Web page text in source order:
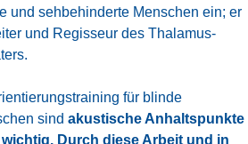
und sehbehinderte Menschen ein; er
und Regisseur des Thalamus-
für blinde
sindakustische Anhaltspunkte
Durch diese Arbeit und in